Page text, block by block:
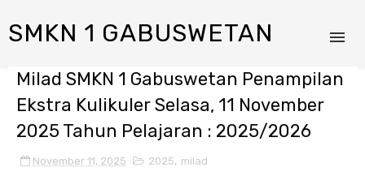
SMKN 1 GABUSWETAN
Milad SMKN 1 Gabuswetan Penampilan
Ekstra Kulikuler Selasa, 11 November
2025 Tahun Pelajaran : 2025/2026
November 11, 2025 2025, milad